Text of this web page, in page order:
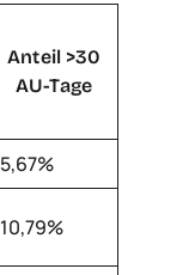
Anteil >30
AU-Tage
5,67%
10,79%